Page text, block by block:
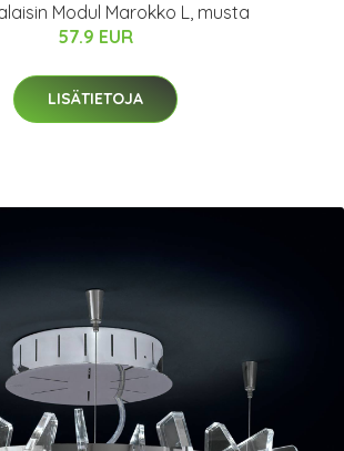
Modul Marokko L, musta
57.9 EUR
LISÄTIETOJA